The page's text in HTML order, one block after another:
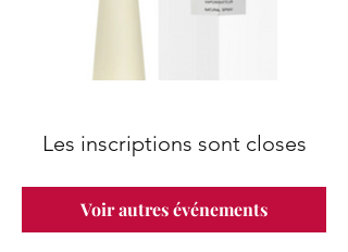
Les inscriptions sont closes
Voir autres événements